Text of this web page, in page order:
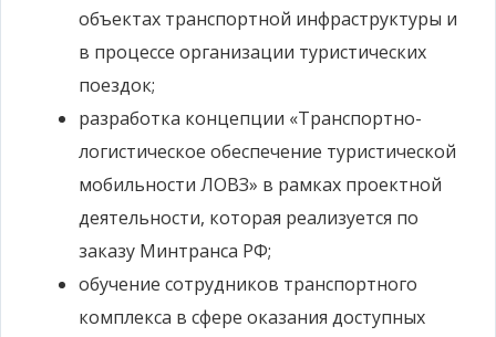
объектах транспортной инфраструктуры и
в процессе организации туристических
поездок;
разработка концепции «Транспортно-
логистическое обеспечение туристической
мобильности ЛОВЗ» в рамках проектной
деятельности, которая реализуется по
заказу Минтранса РФ;
обучение сотрудников транспортного
комплекса в сфере оказания доступных